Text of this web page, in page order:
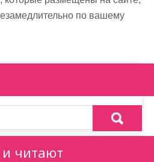
по вашему
читают